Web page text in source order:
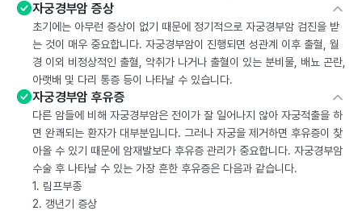
자궁경부암 증상
초기에는 아무런 증상이 없기 때문에 정기적으로 자궁경부암 검진을 받
는 것이 매우 중요합니다. 자궁경부암이 진행되면 성관계 이후 출혈, 월
경 이외 비정상적인 출혈, 악취가 나거나 출혈이 있는 분비물, 배뇨 곤란,
아랫배 및 다리 통증 등이 나타날 수 있습니다.
자궁경부암 후유증
다른 암들에 비해 자궁경부암은 전이가 잘 일어나지 않아 자궁적출을 하
면 완쾌되는 환자가 대부분입니다. 그러나 자궁을 제거하면 후유증이 찾
아올 수 있기 때문에 암재발보다 후유증 관리가 중요합니다. 자궁경부암
수술 후 나타날 수 있는 가장 흔한 후유증은 다음과 같습니다.
1. 림프부종
2. 갱년기 증상